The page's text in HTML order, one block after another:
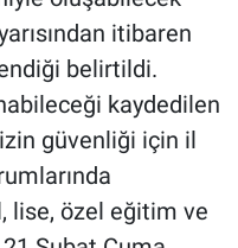
itibaren
belirtildi.
kaydedilen
güvenliği için il
lise, özel eğitim ve